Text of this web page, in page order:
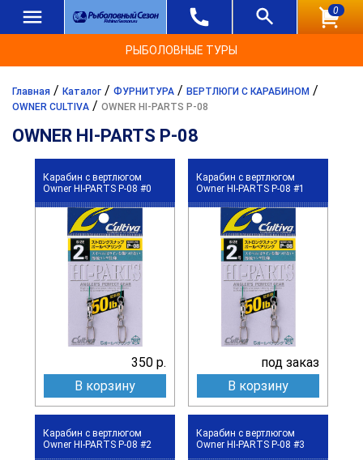
0
РЫБОЛОВНЫЕ ТУРЫ
Главная / Каталог / ФУРНИТУРА / ВЕРТЛЮГИ С КАРАБИНОМ /
OWNER CULTIVA / OWNER HI-PARTS P-08
OWNER HI-PARTS P-08
Карабин с вертлюгом
Owner HI-PARTS P-08 #0
350 р.
В корзину
Карабин с вертлюгом
Owner HI-PARTS P-08 #1
под заказ
В корзину
Карабин с вертлюгом
Owner HI-PARTS P-08 #2
Карабин с вертлюгом
Owner HI-PARTS P-08 #3